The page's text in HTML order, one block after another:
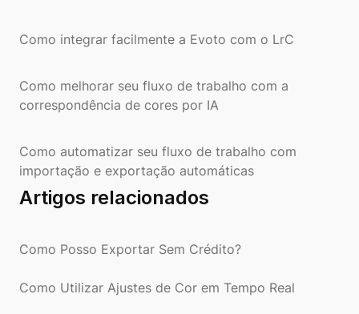
Como integrar facilmente a Evoto com o LrC
Como melhorar seu fluxo de trabalho com a
correspondência de cores por IA
Como automatizar seu fluxo de trabalho com
importação e exportação automáticas
Artigos relacionados
Como Posso Exportar Sem Crédito?
Como Utilizar Ajustes de Cor em Tempo Real